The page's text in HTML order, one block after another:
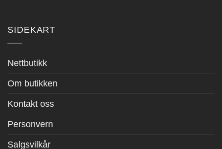
SIDEKART
Nettbutikk
Om butikken
Kontakt oss
Personvern
Salgsvilkår